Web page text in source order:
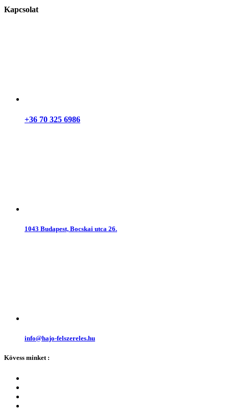
Kapcsolat
+36 70 325 6986
1043 Budapest, Bocskai utca 26.
info@hajo-felszereles.hu
Kövess minket :